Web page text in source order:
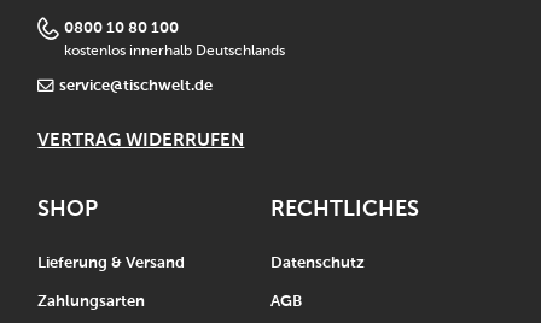
0800 10 80 100
kostenlos innerhalb Deutschlands
service@tischwelt.de
VERTRAG WIDERRUFEN
SHOP
Lieferung & Versand
Zahlungsarten
RECHTLICHES
Datenschutz
AGB